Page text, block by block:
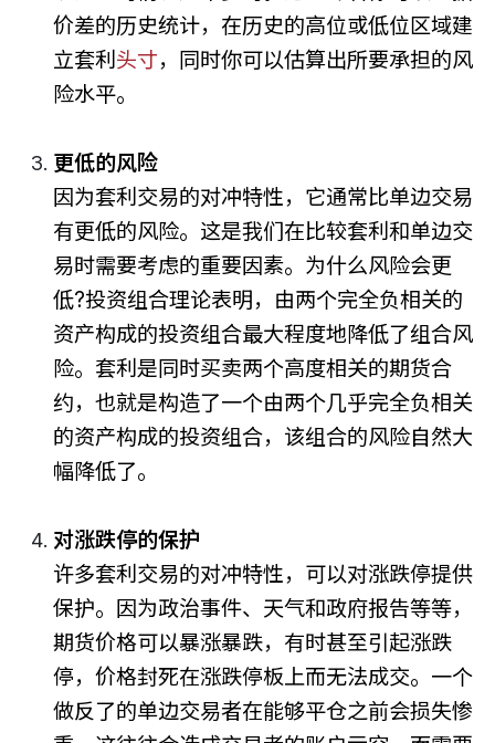
价差的历史统计，在历史的高位或低位区域建
立套利头寸，同时你可以估算出所要承担的风
险水平。
更低的风险
因为套利交易的对冲特性，它通常比单边交易
有更低的风险。这是我们在比较套利和单边交
易时需要考虑的重要因素。为什么风险会更
低?投资组合理论表明，由两个完全负相关的
资产构成的投资组合最大程度地降低了组合风
险。套利是同时买卖两个高度相关的期货合
约，也就是构造了一个由两个几乎完全负相关
的资产构成的投资组合，该组合的风险自然大
幅降低了。
对涨跌停的保护
许多套利交易的对冲特性，可以对涨跌停提供
保护。因为政治事件、天气和政府报告等等，
期货价格可以暴涨暴跌，有时甚至引起涨跌
停，价格封死在涨跌停板上而无法成交。一个
做反了的单边交易者在能够平仓之前会损失惨